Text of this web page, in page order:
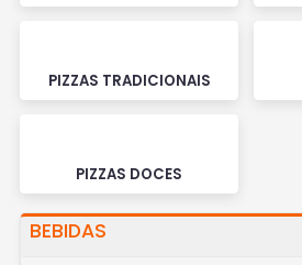
PIZZAS TRADICIONAIS
PIZZAS DOCES
BEBIDAS